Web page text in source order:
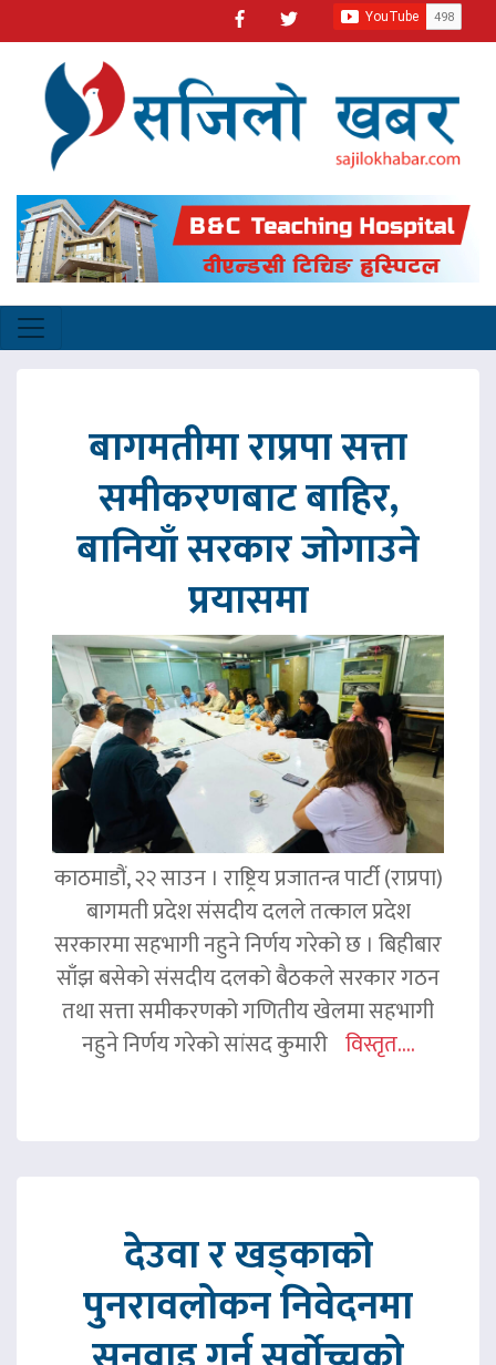
बागमतीमा राप्रपा सत्ता
समीकरणबाट बाहिर,
बानियाँ सरकार जोगाउने
प्रयासमा
काठमाडौं, २२ साउन । राष्ट्रिय प्रजातन्त्र पार्टी (राप्रपा)
बागमती प्रदेश संसदीय दलले तत्काल प्रदेश
सरकारमा सहभागी नहुने निर्णय गरेको छ । बिहीबार
साँझ बसेको संसदीय दलको बैठकले सरकार गठन
तथा सत्ता समीकरणको गणितीय खेलमा सहभागी
नहुने निर्णय गरेको सांसद कुमारी विस्तृत....
देउवा र खड्काको
पुनरावलोकन निवेदनमा